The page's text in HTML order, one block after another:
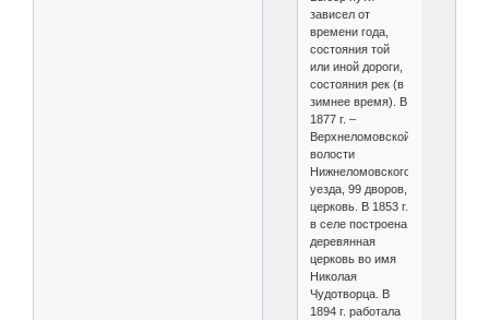
зависел от
времени года,
состояния той
или иной дороги,
состояния рек (в
зимнее время). В
1877 г. –
Верхнеломовской
волости
Нижнеломовского
уезда, 99 дворов,
церковь. В 1853 г.
в селе построена
деревянная
церковь во имя
Николая
Чудотворца. В
1894 г. работала